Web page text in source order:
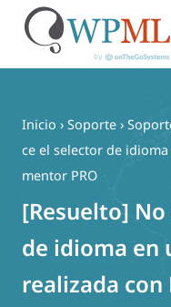
contenido
Inicio › Soporte ›
ce el selector de
mentor PRO
[Resuelto]
de idioma en
realizada con